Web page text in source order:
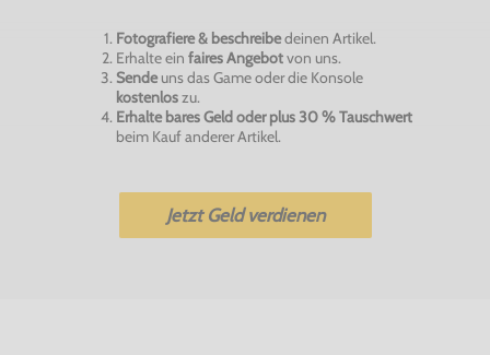
Fotografiere & beschreibedeinen Artikel.
Erhalte ein faires Angebotvon uns.
Sendeuns das Game oder die Konsole
kostenloszu.
Erhalte bares Geld oder plus 30 % Tauschwert
beim Kauf anderer Artikel.
Jetzt Geld verdienen